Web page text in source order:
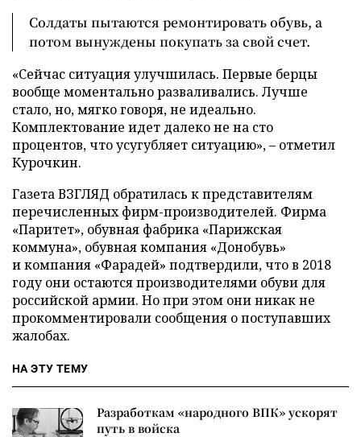
Солдаты пытаются ремонтировать обувь, а
потом вынуждены покупать за свой счет.
«Сейчас ситуация улучшилась. Первые берцы
вообще моментально разваливались. Лучше
стало, но, мягко говоря, не идеально.
Комплектование идет далеко не на сто
процентов, что усугубляет ситуацию», – отметил
Курочкин.
Газета ВЗГЛЯД обратилась к представителям
перечисленных фирм-производителей. Фирма
«Паритет», обувная фабрика «Парижская
коммуна», обувная компания «Донобувь»
и компания «Фарадей» подтвердили, что в 2018
году они остаются производителями обуви для
российской армии. Но при этом они никак не
прокомментировали сообщения о поступавших
жалобах.
НА ЭТУ ТЕМУ
Разработкам «народного ВПК» ускорят
путь в войска